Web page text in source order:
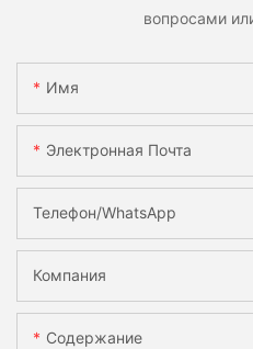
вопросами
Имя
Электронная Почта
Телефон/WhatsApp
Компания
Содержание